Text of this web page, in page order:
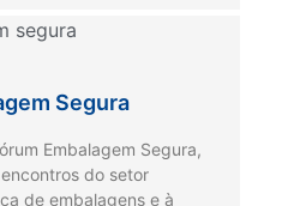
Segura
Embalagem Segura,
do setor
de embalagens e à